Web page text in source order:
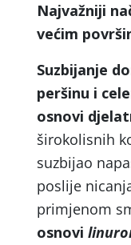
Najvažniji
većim
Suzbijanje
peršinu i
osnovi
širokolisnih
suzbijao
poslije
primjenom
osnovi